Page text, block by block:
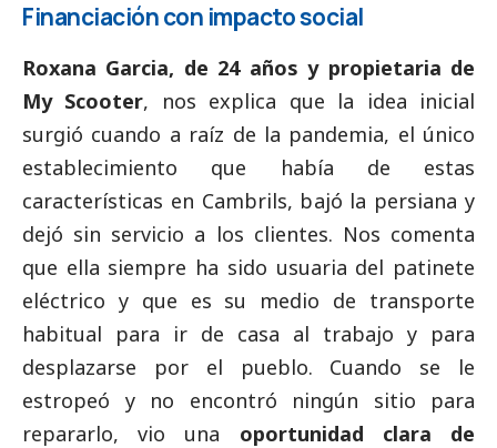
Financiación con impactosocial
Roxana Garcia, de 24 años y propietaria de
My Scooter, nos explica que la idea inicial
surgió cuando a raíz de la pandemia, el único
establecimiento que había de estas
características en Cambrils, bajó la persiana y
dejó sin servicio a los clientes. Nos comenta
que ella siempre ha sido usuaria del patinete
eléctrico y que es su medio de transporte
habitual para ir de casa al trabajo y para
desplazarse por el pueblo. Cuando se le
estropeó y no encontró ningún sitio para
repararlo, vio una oportunidad clara de